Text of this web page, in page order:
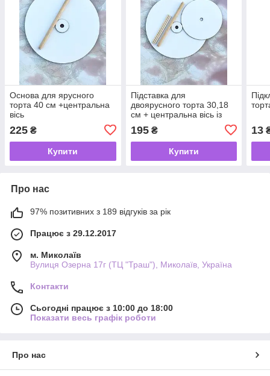
Основа для ярусного
торта 40 см +центральна
вісь
225 ₴
Купити
Підставка для
двоярусного торта 30,18
см + центральна вісь із
195₴
Купити
13
Про нас
97% позитивних з 189 відгуків за рік
Працює з 29.12.2017
м. Миколаїв
Вулиця Озерна 17г (ТЦ "Траш"), Миколаїв, Україна
Контакти
Сьогодні працює з 10:00 до 18:00
Показати весь графік роботи
Про нас